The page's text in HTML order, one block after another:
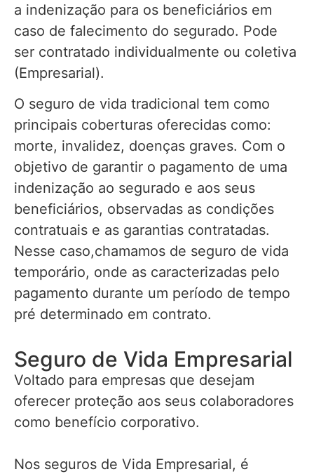
a indenização para os beneficiários em
caso de falecimento do segurado. Pode
ser contratado individualmente ou coletiva
(Empresarial).
O seguro de vida tradicional tem como
principais coberturas oferecidas como:
morte, invalidez, doenças graves. Com o
objetivo de garantir o pagamento de uma
indenização ao segurado e aos seus
beneficiários, observadas as condições
contratuais e as garantias contratadas.
Nesse caso,chamamos de seguro de vida
temporário, onde as caracterizadas pelo
pagamento durante um período de tempo
pré determinado em contrato.
Seguro de Vida Empresarial
Voltado para empresas que desejam
oferecer proteção aos seus colaboradores
como benefício corporativo.
Nos seguros de Vida Empresarial, é